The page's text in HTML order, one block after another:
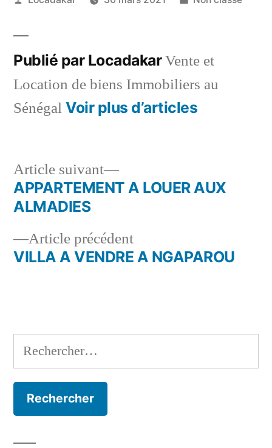
Publié par LocadakarVente et
Location de biens Immobiliers au
Sénégal Voir plus d’articles
Navigation
l’article
Article précédentArticle
précédent :
VILLA A VENDRE A NGAPAROU
Article suivant
Article
suivant :
APPARTEMENT A LOUER AUX
ALMADIES
Rechercher :